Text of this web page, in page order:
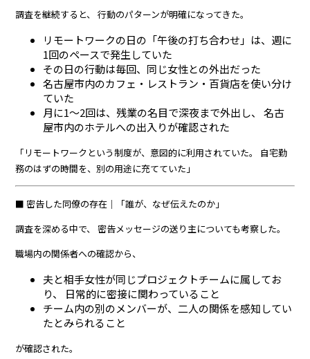
調査を継続すると、 行動のパターンが明確になってきた。
リモートワークの日の「午後の打ち合わせ」は、週に
1回のペースで発生していた
その日の行動は毎回、同じ女性との外出だった
名古屋市内のカフェ・レストラン・百貨店を使い分け
ていた
月に1〜2回は、残業の名目で深夜まで外出し、 名古
屋市内のホテルへの出入りが確認された
「リモートワークという制度が、意図的に利用されていた。 自宅勤
務のはずの時間を、別の用途に充てていた」
■ 密告した同僚の存在｜「誰が、なぜ伝えたのか」
調査を深める中で、 密告メッセージの送り主についても考察した。
職場内の関係者への確認から、
夫と相手女性が同じプロジェクトチームに属してお
り、 日常的に密接に関わっていること
チーム内の別のメンバーが、二人の関係を感知してい
たとみられること
が確認された。